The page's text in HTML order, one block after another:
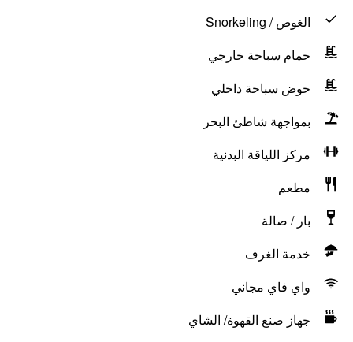
الغوص / Snorkeling
حمام سباحة خارجي
حوض سباحة داخلي
بمواجهة شاطئ البحر
مركز اللياقة البدنية
مطعم
بار / صالة
خدمة الغرف
واي فاي مجاني
جهاز صنع القهوة/ الشاي